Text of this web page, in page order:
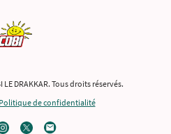
DRAKKAR. Tous droits réservés.
Politique de confidentialité